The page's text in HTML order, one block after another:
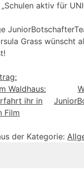
aktiv für
Grass wünscht
Waldhaus:
ihr in
Film
der Kategorie: